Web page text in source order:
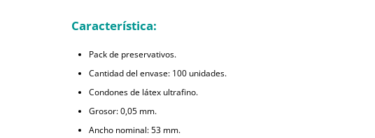
Característica:
Pack de preservativos.
Cantidad del envase: 100 unidades.
Condones de látex ultrafino.
Grosor: 0,05 mm.
Ancho nominal: 53 mm.